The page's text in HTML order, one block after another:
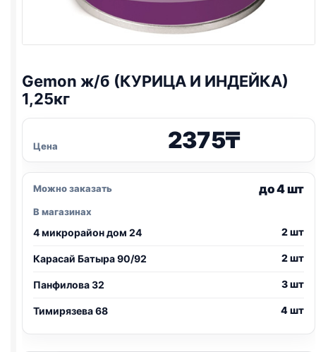
Gemon ж/б (КУРИЦА И ИНДЕЙКА)
1,25кг
Цена 2375₸
Можно заказать до 4 шт
В магазинах
4 микрорайон дом 24 2 шт
Карасай Батыра 90/92 2 шт
Панфилова 32 3 шт
Тимирязева 68 4 шт